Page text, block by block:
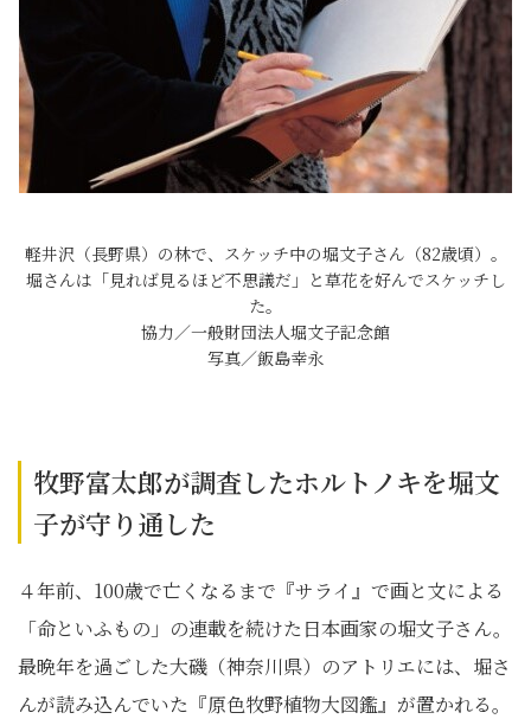
軽井沢（長野県）の林で、スケッチ中の堀文子さん（82歳頃）。
堀さんは「見れば見るほど不思議だ」と草花を好んでスケッチし
た。
協力／一般財団法人堀文子記念館
写真／飯島幸永
牧野富太郎が調査したホルトノキを堀文
子が守り通した
４年前、100歳で亡くなるまで『サライ』で画と文による
「命といふもの」の連載を続けた日本画家の堀文子さん。
最晩年を過ごした大磯（神奈川県）のアトリエには、堀さ
んが読み込んでいた『原色牧野植物大図鑑』が置かれる。